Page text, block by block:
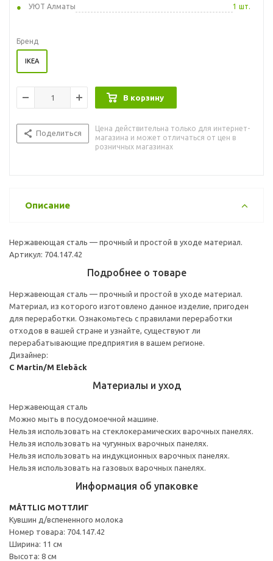
УЮТ Алматы
1 шт.
Бренд
IKEA
В корзину
Поделиться
Цена действительна только для интернет-
магазина и может отличаться от цен в
розничных магазинах
Описание
Нержавеющая сталь — прочный и простой в уходе материал.
Артикул: 704.147.42
Подробнее о товаре
Нержавеющая сталь — прочный и простой в уходе материал.
Материал, из которого изготовлено данное изделие, пригоден
для переработки. Ознакомьтесь с правилами переработки
отходов в вашей стране и узнайте, существуют ли
перерабатывающие предприятия в вашем регионе.
Дизайнер:
C Martin/M Elebäck
Материалы и уход
Нержавеющая сталь
Можно мыть в посудомоечной машине.
Нельзя использовать на стеклокерамических варочных панелях.
Нельзя использовать на чугунных варочных панелях.
Нельзя использовать на индукционных варочных панелях.
Нельзя использовать на газовых варочных панелях.
Информация об упаковке
MÅTTLIG МОТТЛИГ
Кувшин д/вспененного молока
Номер товара: 704.147.42
Ширина: 11 см
Высота: 8 см